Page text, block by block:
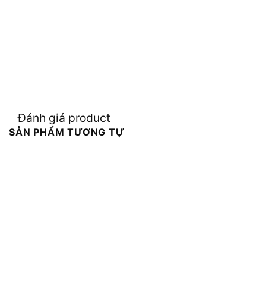
Đánh giá product
SẢN PHẨM TƯƠNG TỰ